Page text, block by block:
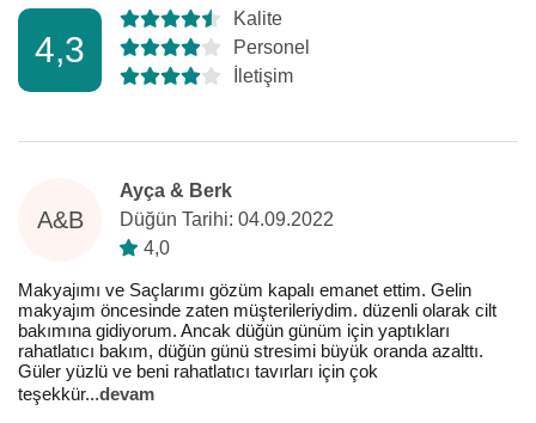
4,3
Kalite
Personel
İletişim
A&B
Ayça & Berk
Düğün Tarihi: 04.09.2022
4,0
Makyajımı ve Saçlarımı gözüm kapalı emanet ettim. Gelin
makyajım öncesinde zaten müşterileriydim. düzenli olarak cilt
bakımına gidiyorum. Ancak düğün günüm için yaptıkları
rahatlatıcı bakım, düğün günü stresimi büyük oranda azalttı.
Güler yüzlü ve beni rahatlatıcı tavırları için çok
teşekkür...devam